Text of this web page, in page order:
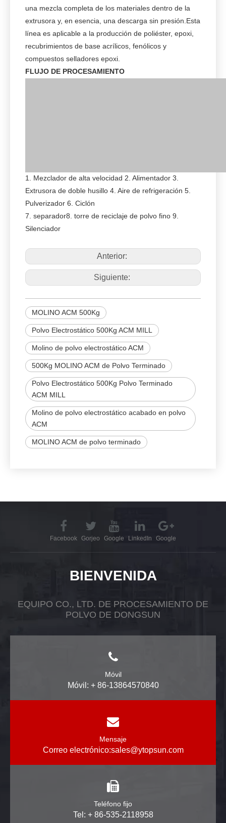
una mezcla completa de los materiales dentro de la
extrusora y, en esencia, una descarga sin presión. Esta
línea es aplicable a la producción de poliéster, epoxi,
recubrimientos de base acrílicos, fenólicos y
compuestos selladores epoxi.
FLUJO DE PROCESAMIENTO
1. Mezclador de alta velocidad 2. Alimentador 3.
Extrusora de doble husillo 4. Aire de refrigeración 5.
Pulverizador 6. Ciclón
7. separador8. torre de reciclaje de polvo fino 9.
Silenciador
Anterior:
Siguiente:
MOLINO ACM 500Kg
Polvo Electrostático 500Kg ACM MILL
Molino de polvo electrostático ACM
500Kg MOLINO ACM de Polvo Terminado
Polvo Electrostático 500Kg Polvo Terminado
ACM MILL
Molino de polvo electrostático acabado en polvo
ACM
MOLINO ACM de polvo terminado
Facebook Gorjeo Google LinkedIn Google
BIENVENIDA
EQUIPO CO., LTD. DE PROCESAMIENTO DE
POLVO DE DONGSUN
Móvil
Móvil: + 86-13864570840
Mensaje
Correo electrónico:sales@ytopsun.com
Teléfono fijo
Tel: + 86-535-2118958